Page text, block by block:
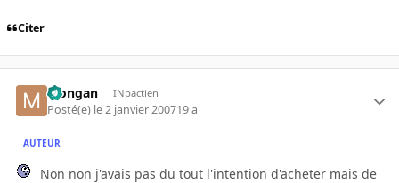
Citer
Mongan INpactien
Posté(e) le 2 janvier 200719 a
AUTEUR
Non non j'avais pas du tout l'intention d'acheter mais de